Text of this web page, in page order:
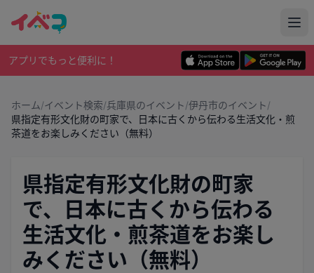
アプリでもっと便利に！
ホーム/イベント検索/兵庫県のイベント/伊丹市のイベント/
県指定有形文化財の町家で、日本に古くから伝わる生活文化・煎
茶道をお楽しみください（無料）
県指定有形文化財の町家
で、日本に古くから伝わる
生活文化・煎茶道をお楽し
みください（無料）